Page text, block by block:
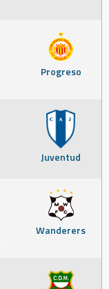
Progreso
Juventud
Wanderers